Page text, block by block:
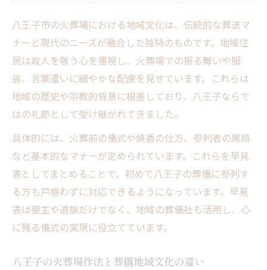
八王子市の火葬場における地域文化は、伝統的な葬送マ
ナーと現代のニーズが融合した独特のものです。地域住
民は故人を敬う心を重視し、火葬場での振る舞いや服
装、言葉遣いに細やかな配慮を見せています。これらは
地域の歴史や宗教的背景に根差しており、八王子ならで
はの礼節として受け継がれてきました。
具体的には、火葬前の儀式や焼香の仕方、参列者の席順
など基本的なマナーが定められています。これらを早見
表としてまとめることで、初めて八王子の葬儀に参列す
る方も戸惑わずに対応できるようになっています。早見
表は喪主や遺族だけでなく、地域の葬儀社も活用し、心
に残る儀式の実現に役立てています。
八王子の火葬場作法と葬儀地域文化の違い